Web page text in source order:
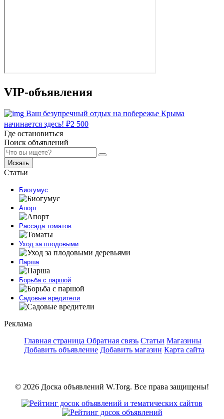
VIP-объявления
Ваш безупречный отдых на побережье Крыма
начинается здесь! ₽2 500
Где остановиться
Поиск объявлений
Искать
Статьи
Биогумус
Апорт
Рассада томатов
Уход за плодовыми
Парша
Борьба с паршой
Садовые вредители
Реклама
Главная страница Обратная связь Статьи Магазины
Добавить объявление Добавить магазин Карта сайта
© 2026 Доска объявлений W.Torg. Все права защищены!